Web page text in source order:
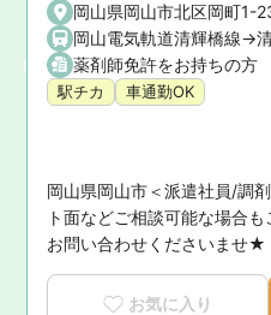
岡山県岡山市北区岡町1-
岡山電気軌道清輝橋線->
薬剤師免許をお持ちの方
駅チカ 車通勤OK
岡山県岡山市＜派遣社員/調
ト面などご相談可能な場合
お問い合わせくださいませ★
お気に入り